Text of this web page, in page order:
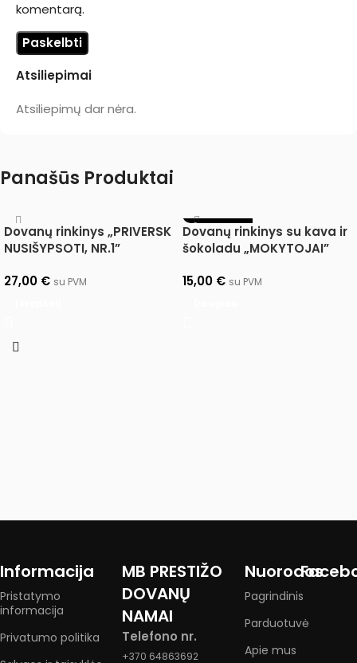
Atsiliepimai
Atsiliepimų dar nėra.
komentarą.
Panašūs Produktai
Dovanų rinkinys „PRIVERSK
NUSIŠYPSOTI, NR.1”
27,00 € su PVM
IŠPARDUOTA
Dovanų rinkinys su kava ir
šokoladu „MOKYTOJAI”
15,00 € su PVM
Informacija
Pristatymo
informacija
Privatumo politika
MB PRESTIŽO
DOVANŲ
NAMAI
Telefono nr.
+370 64863692
Nuorodos
Pagrindinis
Parduotuvė
Apie mus